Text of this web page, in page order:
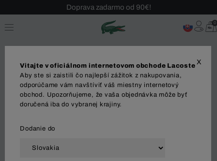
Sezónny výpredaj až -40 %!
Bezplatné vrátenie!
0
Plavky
X
Vitajte v oficiálnom internetovom obchode Lacoste
Aby ste si zaistili čo najlepší zážitok z nakupovania,
odporúčame vám navštíviť váš miestny internetový
obchod. Upozorňujeme, že vaša objednávka môže byť
doručená iba do vybranej krajiny.
Dodanie do